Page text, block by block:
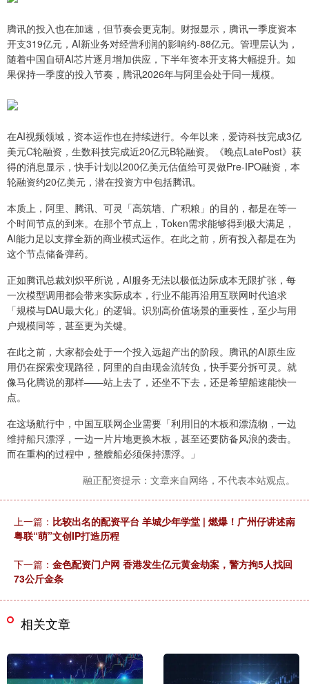
腾讯的投入也在加速，但节奏会更克制。财报显示，腾讯一季度资本
开支319亿元，AI新业务对经营利润的影响约-88亿元。管理层认为，
随着中国自研AI芯片逐月增加供应，下半年资本开支将大幅提升。如
果保持一季度的投入节奏，腾讯2026年与阿里会处于同一规模。
在AI视频领域，资本运作也在持续进行。今年以来，爱诗科技完成3亿
美元C轮融资，生数科技完成近20亿元B轮融资。《晚点LatePost》获
得的消息显示，快手计划以200亿美元估值给可灵做Pre-IPO融资，本
轮融资约20亿美元，潜在投资方中包括腾讯。
本质上，阿里、腾讯、可灵「高筑墙、广积粮」的目的，都是在等一
个时间节点的到来。在那个节点上，Token需求能够得到极大满足，
AI能力足以支撑全新的商业模式运作。在此之前，所有投入都是在为
这个节点储备弹药。
正如腾讯总裁刘炽平所说，AI服务无法以极低边际成本无限扩张，每
一次模型调用都会带来实际成本，行业不能再沿用互联网时代追求
「规模与DAU最大化」的逻辑。识别高价值场景的重要性，至少与用
户规模同等，甚至更为关键。
在此之前，大家都会处于一个投入远超产出的阶段。腾讯的AI原生应
用仍在探索变现路径，阿里的自由现金流转负，快手要分拆可灵。就
像马化腾说的那样——站上去了，还坐不下去，还是希望船速能快一
点。
在这场航行中，中国互联网企业需要「利用旧的木板和漂流物，一边
维持船只漂浮，一边一片片地更换木板，甚至还要防备风浪的袭击。
而在重构的过程中，整艘船必须保持漂浮。」
融正配资提示：文章来自网络，不代表本站观点。
上一篇： 比较出名的配资平台 羊城少年学堂 | 燃爆！广州仔讲述南
粤联“萌”文创IP打造历程
下一篇： 金色配资门户网 香港发生亿元黄金劫案，警方拘5人找回
73公斤金条
相关文章